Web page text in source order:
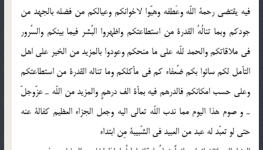
فيه يقتضى رحمة اللّه وعَطفه وهيّوا لاخوانكم وعيالكم من فضله بالجهد من
جودكم وبما تنالُهُ القدرة من استطاعتكم واظهروا البُشر فيما بينكم والسُرور
فى ملاقاتكم والحمد للّه على ما منحكم وعودوا بالمزيد من الخير على اهل
التأمل لكم سائوا بكم ضُعفاء كم فى مأكلكم وما تناله القدرة من استطاعتكم
وعلى حسب امكانكم فالدرهم فيه بمأة الف درهمٍ والمزيد من اللّه ـ عزّوجلّ
ـ و صوم هذا اليوم مما ندب اللّه تعالى اليه وجعل الجزاء العظيم كفالة عنه
حتى لو تعبّد له عبد من العبيد فى الشّبيبة مِن ابتداء